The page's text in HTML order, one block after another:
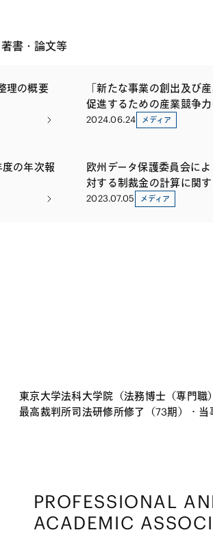
著書・論文等
理の概要
「新たな事業の創出及び
促進するための産業競争
部を改正する法律」の公
2024.06.24 メディア
の年次報
欧州データ保護委員会に
対する制裁金の計算に関
ン最終版の採択
2023.07.05 メディア
東京大学法科大学院（法務博士（専門職
最高裁判所司法研修所修了（73期）・当
PROFESSIONAL
ACADEMIC